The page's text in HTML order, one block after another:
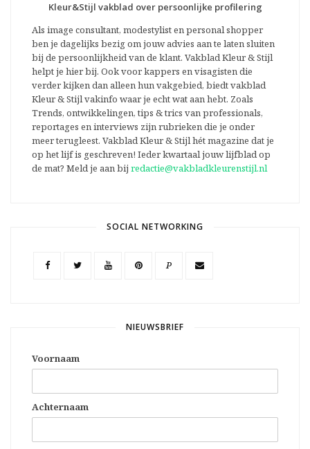
Kleur&Stijl vakblad over persoonlijke profilering
Als image consultant, modestylist en personal shopper
ben je dagelijks bezig om jouw advies aan te laten sluiten
bij de persoonlijkheid van de klant. Vakblad Kleur & Stijl
helpt je hier bij. Ook voor kappers en visagisten die
verder kijken dan alleen hun vakgebied, biedt vakblad
Kleur & Stijl vakinfo waar je echt wat aan hebt. Zoals
Trends, ontwikkelingen, tips & trics van professionals,
reportages en interviews zijn rubrieken die je onder
meer terugleest. Vakblad Kleur & Stijl hét magazine dat je
op het lijf is geschreven! Ieder kwartaal jouw lijfblad op
de mat? Meld je aan bij redactie@vakbladkleurenstijl.nl
SOCIAL NETWORKING
P
NIEUWSBRIEF
Voornaam
Achternaam